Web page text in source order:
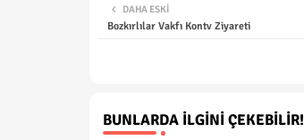
DAHA ESKI
Bozkırlılar Vakfı Kontv Ziyareti
BUNLARDA İLGINI ÇEKEBILIR!